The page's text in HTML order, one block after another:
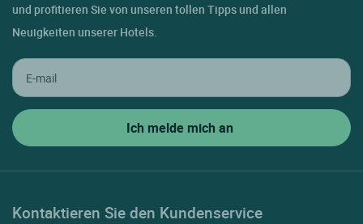
und profitieren Sie von unseren tollen Tipps und allen
Neuigkeiten unserer Hotels.
Kontaktieren Sie den Kundenservice